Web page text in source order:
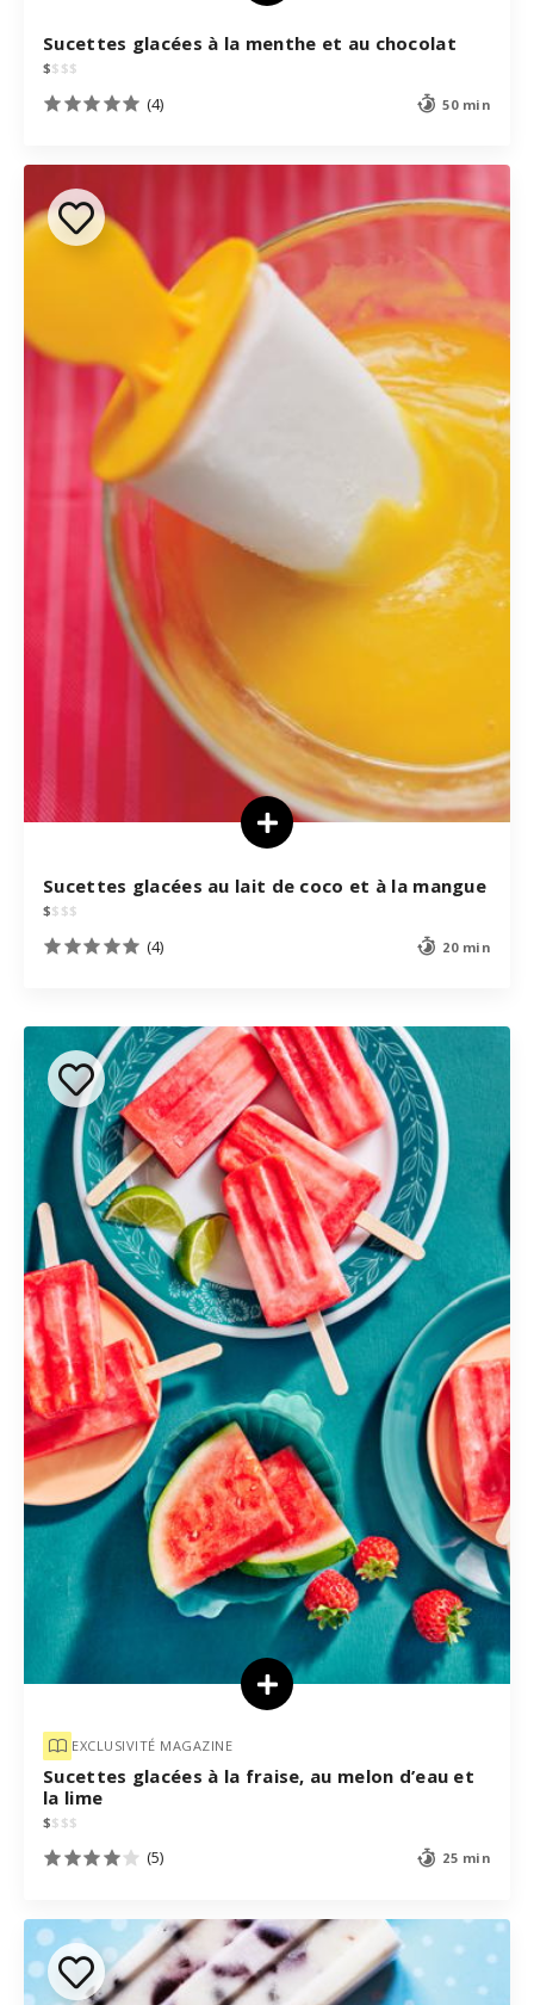
Sucettes glacées à la menthe et au chocolat
$$ $$
(4) 50 min
Sucettes glacées au lait de coco et à la mangue
$$ $$
(4) 20 min
EXCLUSIVITÉ MAGAZINE
Sucettes glacées à la fraise, au melon d’eau et
la lime
$$ $$
(5) 25 min